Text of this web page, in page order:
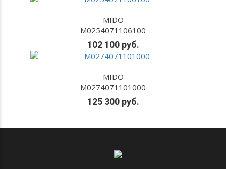
MIDO
M0254071106100
102 100 руб.
MIDO
M0274071101000
125 300 руб.